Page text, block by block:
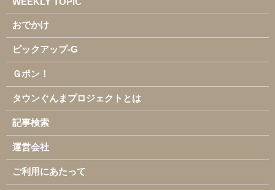
おでかけ
ピックアップ-G
Ｇポン！
タウンぐんまプロジェクトとは
記事検索
運営会社
ご利用にあたって